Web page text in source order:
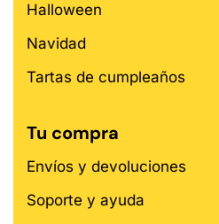
Halloween
Navidad
Tartas de cumpleaños
Tu compra
Envíos y devoluciones
Soporte y ayuda